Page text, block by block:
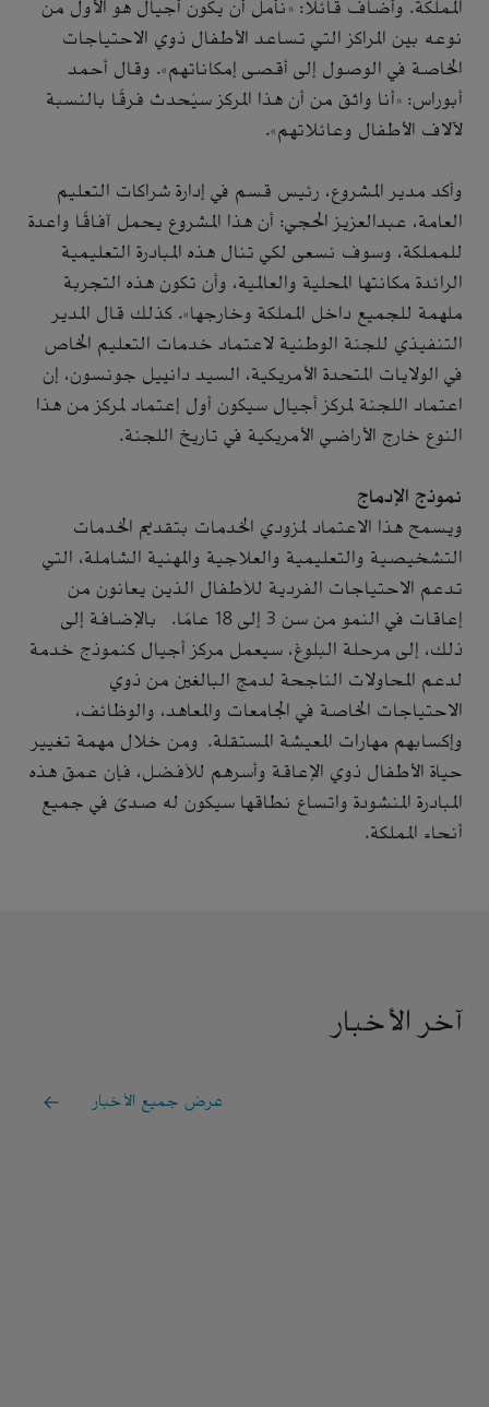
المملكة. وأضاف قائلًا: «نأمل أن يكون أجيال هو الأول من
نوعه بين المراكز التي تساعد الأطفال ذوي الاحتياجات
الخاصة في الوصول إلى أقصى إمكاناتهم». وقال أحمد
أبوراس: «أنا واثق من أن هذا المركز سيُحدث فرقًا بالنسبة
لآلاف الأطفال وعائلاتهم».
وأكد مدير المشروع، رئيس قسم في إدارة شراكات التعليم
العامة، عبدالعزيز الحجي: أن هذا المشروع يحمل آفاقًا واعدة
للمملكة، وسوف نسعى لكي تنال هذه المبادرة التعليمية
الرائدة مكانتها المحلية والعالمية، وأن تكون هذه التجربة
ملهمة للجميع داخل المملكة وخارجها». كذلك قال المدير
التنفيذي للجنة الوطنية لاعتماد خدمات التعليم الخاص
في الولايات المتحدة الأمريكية، السيد دانييل جونسون، إن
اعتماد اللجنة لمركز أجيال سيكون أول إعتماد لمركز من هذا
النوع خارج الأراضي الأمريكية في تاريخ اللجنة.
نموذج الإدماج
ويسمح هذا الاعتماد لمزودي الخدمات بتقديم الخدمات
التشخيصية والتعليمية والعلاجية والمهنية الشاملة، التي
تدعم الاحتياجات الفردية للأطفال الذين يعانون من
إعاقات في النمو من سن 3 إلى 18 عامًا. بالإضافة إلى
ذلك، إلى مرحلة البلوغ، سيعمل مركز أجيال كنموذج خدمة
لدعم المحاولات الناجحة لدمج البالغين من ذوي
الاحتياجات الخاصة في الجامعات والمعاهد، والوظائف،
وإكسابهم مهارات المعيشة المستقلة. ومن خلال مهمة تغيير
حياة الأطفال ذوي الإعاقة وأسرهم للأفضل، فإن عمق هذه
المبادرة المنشودة واتساع نطاقها سيكون له صدىً في جميع
أنحاء المملكة.
آخر الأخبار
عرض جميع الأخبار